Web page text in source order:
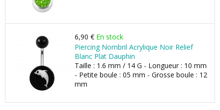
6,90 € En stock
Piercing Nombril Acrylique Noir Relief
Blanc Plat Dauphin
Taille : 1.6 mm / 14 G - Longueur : 10 mm
- Petite boule : 05 mm - Grosse boule : 12
mm